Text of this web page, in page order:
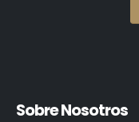
Sobre Nosotros